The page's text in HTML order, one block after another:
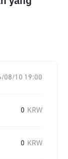
08/10 19:00
0 KRW
0 KRW